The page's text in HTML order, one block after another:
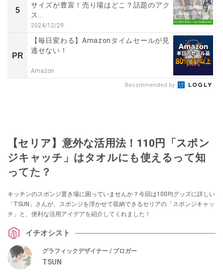
5
サイズが豊富！売り場はどこ？話題のアク
ス...
2024/12/29
PR
【毎日変わる】Amazonタイムセールが見
逃せない！
Amazon
Recommended by
【セリア】意外な活用法！110円「スポン
ジキャッチ」はタオルにも使えるって知
ってた？
キッチンのスポンジ置き場に困っていませんか？今回は100均グッズに詳しい
「TSUN」さんが、スポンジを浮かせて収納できるセリアの「スポンジキャッ
チ」と、便利な活用アイデアを紹介してくれました！
イチオシスト
グラフィックデザイナー / ブロガー
TSUN